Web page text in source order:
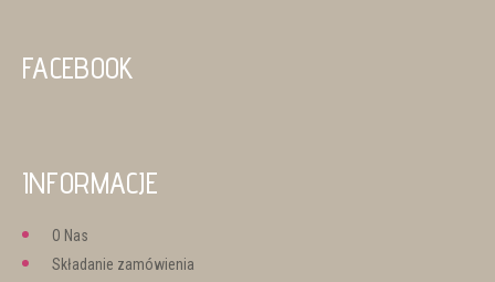
FACEBOOK
INFORMACJE
O Nas
Składanie zamówienia